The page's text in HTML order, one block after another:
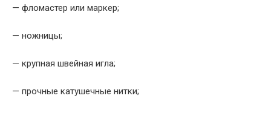
— фломастер или маркер;
— ножницы;
— крупная швейная игла;
— прочные катушечные нитки;